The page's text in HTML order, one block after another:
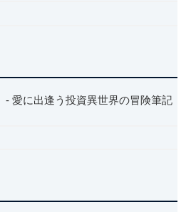
‐ 愛に出逢う投資異世界の冒険筆記